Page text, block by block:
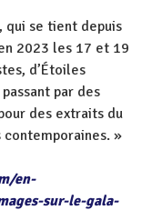
qui se tient depuis
2023 les 17 et 19
d’Étoiles
par des
des extraits du
»
en-
sur-le-gala-